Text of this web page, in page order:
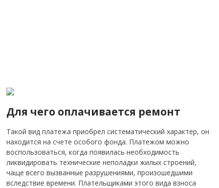
Для чего оплачивается ремонт
Такой вид платежа приобрел систематический характер, он
находится на счете особого фонда. Платежом можно
воспользоваться, когда появилась необходимость
ликвидировать технические неполадки жилых строений,
чаще всего вызванные разрушениями, произошедшими
вследствие времени. Плательщиками этого вида взноса